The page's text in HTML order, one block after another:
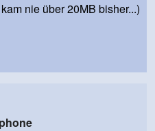
nie über 20MB bisher...)